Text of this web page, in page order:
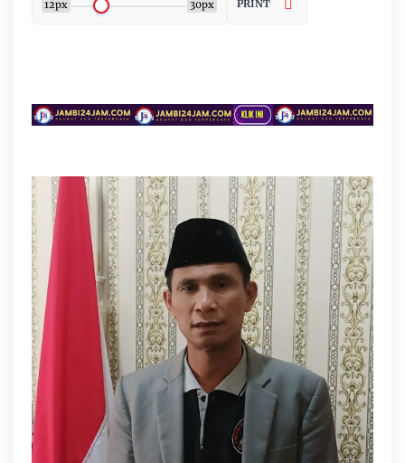
12px 30px PRINT